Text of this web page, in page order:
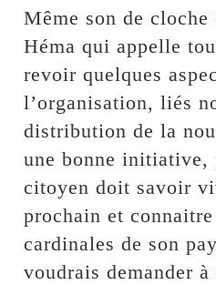
Même son de cloche
Héma qui appelle
revoir quelques
l’organisation, liés
distribution de la
une bonne initiative,
citoyen doit savoir
prochain et
cardinales de son
voudrais demander